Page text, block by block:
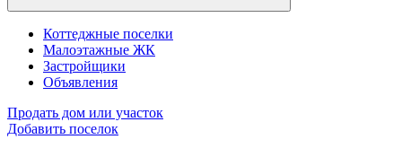
Коттеджные поселки
Малоэтажные ЖК
Застройщики
Объявления
Продать дом или участок
Добавить поселок